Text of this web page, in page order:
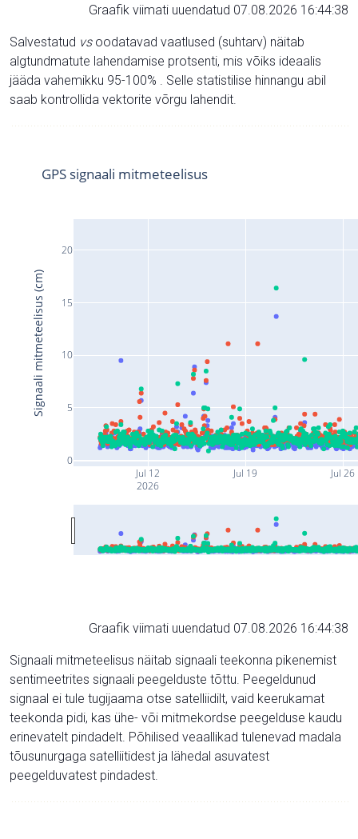
Graafik viimati uuendatud 07.08.2026 16:44:38
Salvestatud vsoodatavad vaatlused (suhtarv) näitab
algtundmatute lahendamise protsenti, mis võiks ideaalis
jääda vahemikku 95-100% . Selle statistilise hinnangu abil
saab kontrollida vektorite võrgu lahendit.
Jul 12
2026
Jul 19 Jul 26
0
5
10
15
20
GPS signaali mitmeteelisus
Signaali mitmeteelisus (cm)
Graafik viimati uuendatud 07.08.2026 16:44:38
Signaali mitmeteelisus näitab signaali teekonna pikenemist
sentimeetrites signaali peegelduste tõttu. Peegeldunud
signaal ei tule tugijaama otse satelliidilt, vaid keerukamat
teekonda pidi, kas ühe- või mitmekordse peegelduse kaudu
erinevatelt pindadelt. Põhilised veaallikad tulenevad madala
tõusunurgaga satelliitidest ja lähedal asuvatest
peegelduvatest pindadest.